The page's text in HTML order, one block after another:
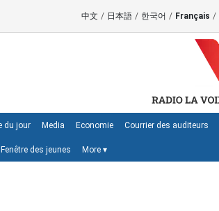
中文 / 日本語 / 한국어 / Français /
du jour Media Economie Courrier des auditeurs
Fenêtre des jeunes More ▾